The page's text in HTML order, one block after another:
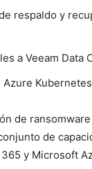
respaldo y
a Veeam Data
de
de
y Microsoft